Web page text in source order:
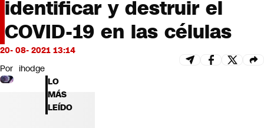
Bits
CNN tiempo
Futuro 360
identificar y destruir el
COVID-19 en las células
20- 08- 2021 13:14
Por ihodge
LO
MÁS
LEÍDO